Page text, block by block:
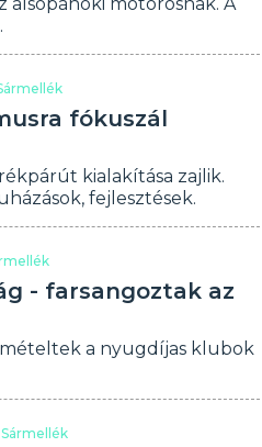
fókuszál
kialakítása zajlik.
fejlesztések.
- farsangoztak az
a nyugdíjas klubok
Sármellék